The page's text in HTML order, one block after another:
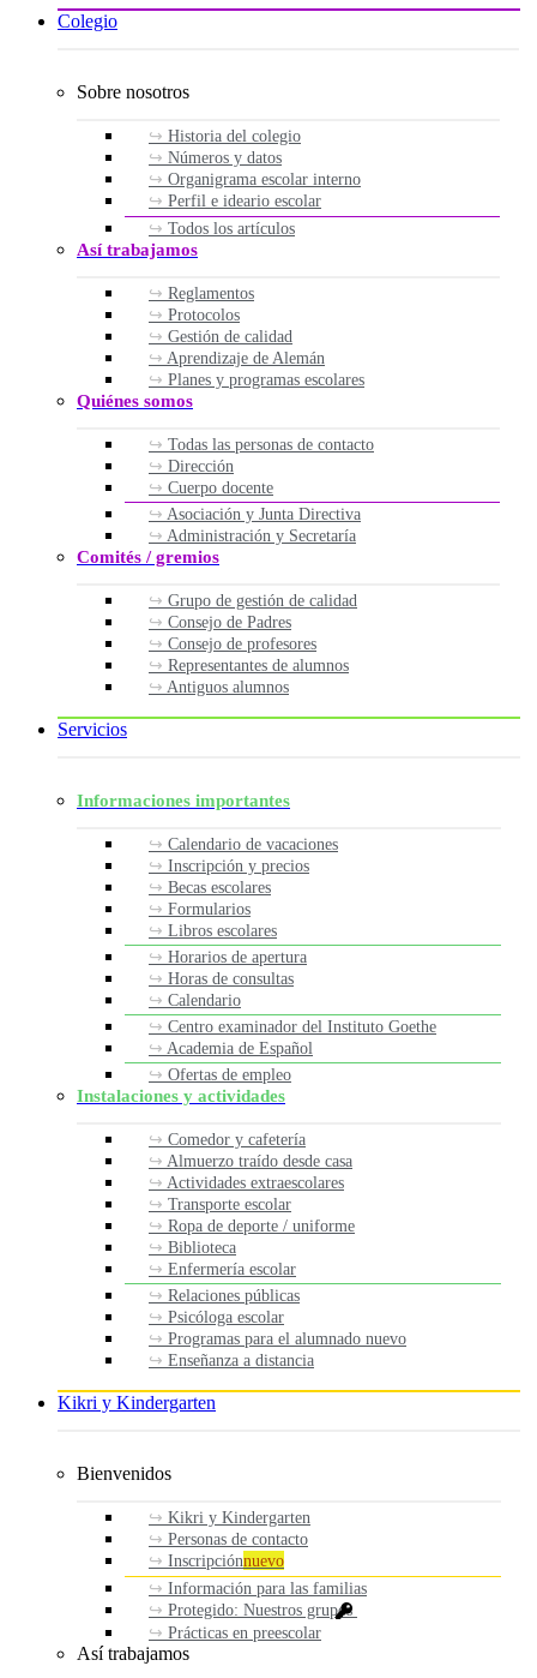
Colegio
Sobre nosotros
Historia del colegio
Números y datos
Organigrama escolar interno
Perfil e ideario escolar
Todos los artículos
Así trabajamos
Reglamentos
Protocolos
Gestión de calidad
Aprendizaje de Alemán
Planes y programas escolares
Quiénes somos
Todas las personas de contacto
Dirección
Cuerpo docente
Asociación y Junta Directiva
Administración y Secretaría
Comités / gremios
Grupo de gestión de calidad
Consejo de Padres
Consejo de profesores
Representantes de alumnos
Antiguos alumnos
Servicios
Informaciones importantes
Calendario de vacaciones
Inscripción y precios
Becas escolares
Formularios
Libros escolares
Horarios de apertura
Horas de consultas
Calendario
Centro examinador del Instituto Goethe
Academia de Español
Ofertas de empleo
Instalaciones y actividades
Comedor y cafetería
Almuerzo traído desde casa
Actividades extraescolares
Transporte escolar
Ropa de deporte / uniforme
Biblioteca
Enfermería escolar
Relaciones públicas
Psicóloga escolar
Programas para el alumnado nuevo
Enseñanza a distancia
Kikri y Kindergarten
Bienvenidos
Kikri y Kindergarten
Personas de contacto
Inscripciónnuevo
Información para las familias
Protegido: Nuestros grupos
Prácticas en preescolar
Así trabajamos